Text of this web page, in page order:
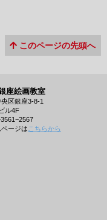
このページの先頭へ
座絵画教室
区銀座3-8-1
ル4F
ージは こちらから